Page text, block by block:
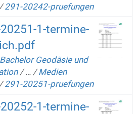
/291-20242-pruefungen
1-termine-
Bachelor Geodäsie und
/… /Medien
/291-20251-pruefungen
1-termine-